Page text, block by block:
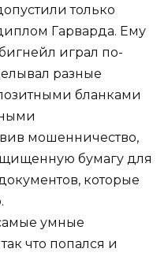
только
Гарварда. Ему
играл по-
разные
бланками
мошенничество,
бумагу для
которые
умные
что попался и